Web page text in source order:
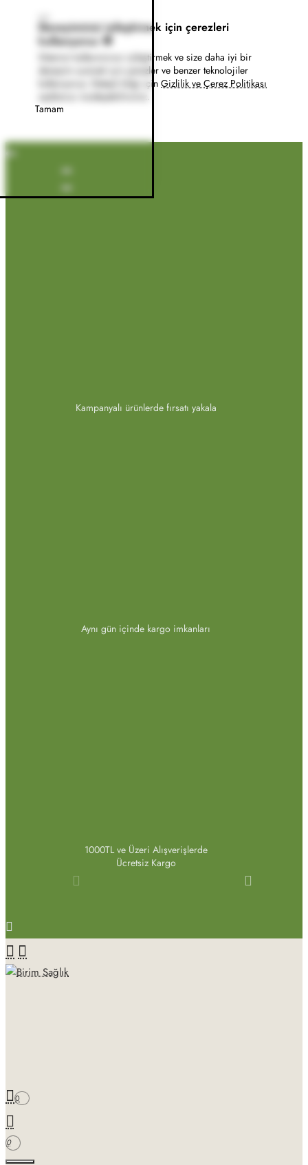
Deneyiminizi iyileştirmek için çerezleri
kullanıyoruz 🍪
Sitemizi kullanımınızı iyileştirmek ve size daha iyi bir
deneyim sunmak için çerezler ve benzer teknolojiler
kullanıyoruz. Detaylı bilgi için Gizlilik ve Çerez Politikası
Tamam
Kampanyalı ürünlerde fırsatı yakala
Aynı gün içinde kargo imkanları
1000TL ve Üzeri Alışverişlerde
Ücretsiz Kargo
0
0